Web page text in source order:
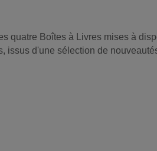
quatre Boîtes à Livres mises à
issus d'une sélection de